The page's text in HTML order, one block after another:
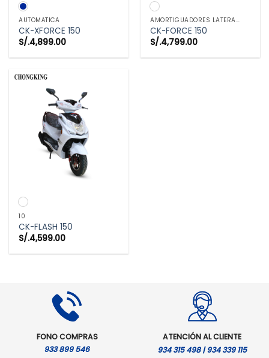
AUTOMÁTICA
CK-XFORCE 150
S/.4,899.00
AMORTIGUADORES LATERALES
CK-FORCE 150
S/.4,799.00
10
CK-FLASH 150
S/.4,599.00
FONO COMPRAS
933 899 546
ATENCIÓN AL CLIENTE
934 315 498 | 934 339 115